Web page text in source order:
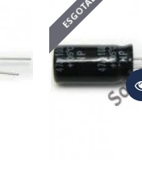
consulte o datasheet